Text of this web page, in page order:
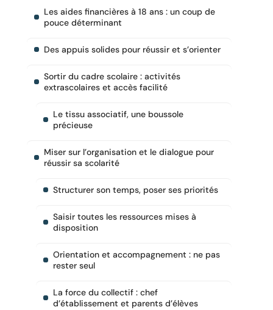
Les aides financières à 18 ans : un coup de
pouce déterminant
Des appuis solides pour réussir et s’orienter
Sortir du cadre scolaire : activités
extrascolaires et accès facilité
Le tissu associatif, une boussole
précieuse
Miser sur l’organisation et le dialogue pour
réussir sa scolarité
Structurer son temps, poser ses priorités
Saisir toutes les ressources mises à
disposition
Orientation et accompagnement : ne pas
rester seul
La force du collectif : chef
d’établissement et parents d’élèves